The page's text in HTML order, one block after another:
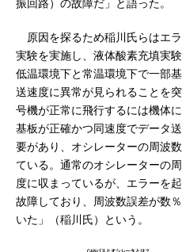
振回路）の故障だ」と語った。
原因を探るため稲川氏らはエ
実験を実施し、液体酸素充填実
低温環境下と常温環境下で一部
送速度に異常が見られることを
号機が正常に飛行するには機体
基板が正確かつ同速度でデータ
要があり、オシレーターの周波
ている。通常のオシレーターの
度に収まっているが、エラーを
故障しており、周波数誤差が数
いた」（稲川氏）という。